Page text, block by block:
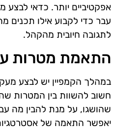
אפקטיביים יותר. כדאי לבצע
עבר כדי לקבוע אילו תכנים
לתגובה חיובית מהקהל.
התאמת מטרות
במהלך הקמפיין יש לבצע
חשוב להשוות בין המטרות
שהושגו, על מנת להבין מה
יאפשר התאמה של